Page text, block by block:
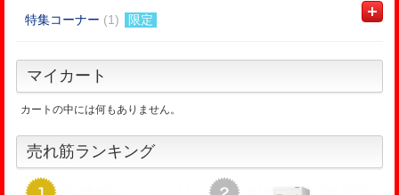
特集コーナー (1) 限定
マイカート
カートの中には何もありません。
売れ筋ランキング